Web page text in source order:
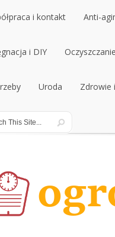
i kontakt
i kontakt
Anti-
Anti-
i DIY
i DIYUroda
Uroda
Zdrowie